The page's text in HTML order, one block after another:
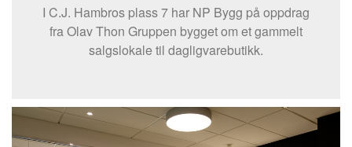
I C.J. Hambros plass 7 har NP Bygg på oppdrag
fra Olav Thon Gruppen bygget om et gammelt
salgslokale til dagligvarebutikk.